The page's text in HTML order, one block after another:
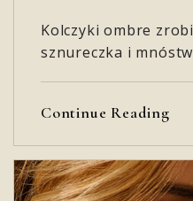
Kolczyki ombre
sznureczka i
Continue Reading